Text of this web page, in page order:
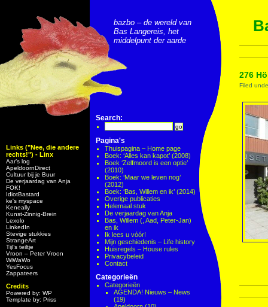
Links ("Nee, die andere
rechts!") - Linx
Aar’s log
ApeldoornDirect
Cultuur bij je Buur
De verjaardag van Anja
FOK!
IdiotBastard
ke's myspace
Keneally
Kunst-Zinnig-Brein
Lexolo
LinkedIn
Stevige stukkies
StrangeArt
Tijl’s teiltje
Vroon – Peter Vroon
WiWaWo
YesFocus
Zappateers
Credits
Powered by: WP
Template by: Priss
bazbo – de wereld van
Bas Langereis, het
middelpunt der aarde
Search:
Pagina's
Thuispagina – Home page
Boek: ‘Alles kan kapot’ (2008)
Boek ‘Zelfmoord is een optie’
(2010)
Boek: ‘Maar we leven nog’
(2012)
Boek: ‘Bas, Willem en ik’ (2014)
Overige publicaties
Helemaal stuk
De verjaardag van Anja
Bas, Willem (, Aad, Peter-Jan)
en ik
Ik lees u vóór!
Mijn geschiedenis – Life history
Huisregels – House rules
Privacybeleid
Contact
Categorieën
Categorieën
AGENDA! Nieuws – News
(19)
276
Filed